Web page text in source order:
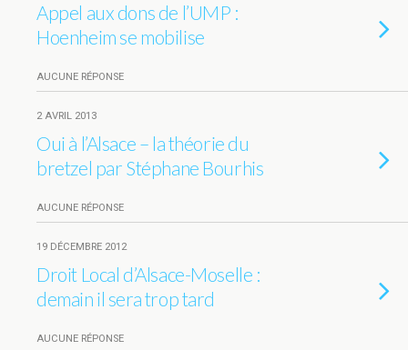
Appel aux dons de l’UMP :
Hoenheim se mobilise
AUCUNE RÉPONSE
2 AVRIL 2013
Oui à l’Alsace – la théorie du
bretzel par Stéphane Bourhis
AUCUNE RÉPONSE
19 DÉCEMBRE 2012
Droit Local d’Alsace-Moselle :
demain il sera trop tard
AUCUNE RÉPONSE